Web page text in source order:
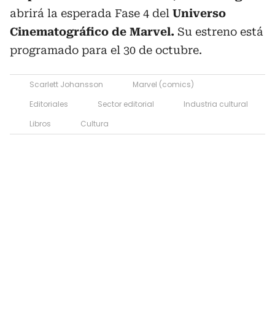
abrirá la esperada Fase 4 del Universo
Cinematográfico de Marvel. Su estreno está
programado para el 30 de octubre.
Scarlett Johansson
Marvel (comics)
Editoriales
Sector editorial
Industria cultural
Libros
Cultura